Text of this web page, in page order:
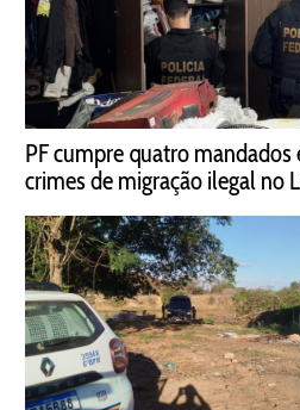
PF cumpre quatro
crimes de migração ilegal no